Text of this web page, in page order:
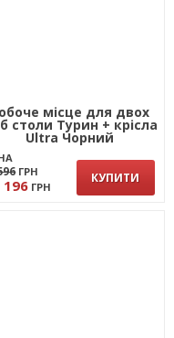
місце для двох
столи Турин + крісла
Ultra Чорний
ГРН
196 ГРН
КУПИТИ